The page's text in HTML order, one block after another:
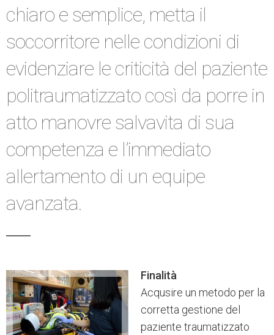
chiaro e semplice, metta il
soccorritore nelle condizioni di
evidenziare le criticità del paziente
politraumatizzato così da porre in
atto manovre salvavita di sua
competenza e l’immediato
allertamento di un equipe
avanzata.
Finalità
Acqusire un metodo per la
corretta gestione del
paziente traumatizzato